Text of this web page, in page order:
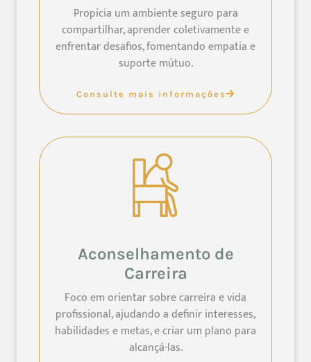
Propicia um ambiente seguro para
compartilhar, aprender coletivamente e
enfrentar desafios, fomentando empatia e
suporte mútuo.
Consulte mais informações
Aconselhamento de
Carreira
Foco em orientar sobre carreira e vida
profissional, ajudando a definir interesses,
habilidades e metas, e criar um plano para
alcançá-las.